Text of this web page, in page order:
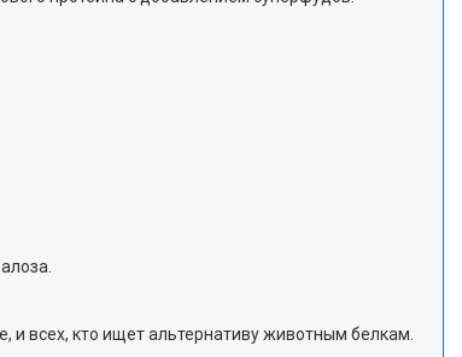
и всех, кто ищет альтернативу животным белкам.